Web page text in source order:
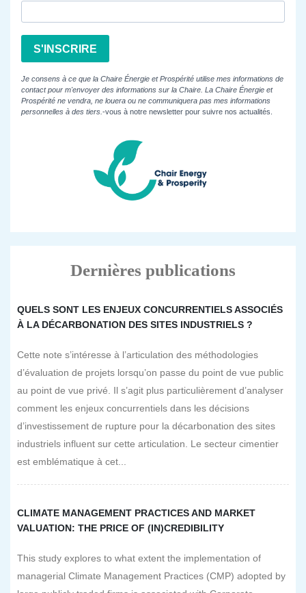
S'INSCRIRE
Je consens à ce que la Chaire Énergie et Prospérité utilise mes informations de
contact pour m'envoyer des informations sur la Chaire. La Chaire Énergie et
Prospérité ne vendra, ne louera ou ne communiquera pas mes informations
personnelles à des tiers. -vous à notre newsletter pour suivre nos actualités.
Dernières publications
QUELS SONT LES ENJEUX CONCURRENTIELS ASSOCIÉS
À LA DÉCARBONATION DES SITES INDUSTRIELS ?
Cette note s’intéresse à l’articulation des méthodologies
d’évaluation de projets lorsqu’on passe du point de vue public
au point de vue privé. Il s’agit plus particulièrement d’analyser
comment les enjeux concurrentiels dans les décisions
d’investissement de rupture pour la décarbonation des sites
industriels influent sur cette articulation. Le secteur cimentier
est emblématique à cet...
CLIMATE MANAGEMENT PRACTICES AND MARKET
VALUATION: THE PRICE OF (IN)CREDIBILITY
This study explores to what extent the implementation of
managerial Climate Management Practices (CMP) adopted by